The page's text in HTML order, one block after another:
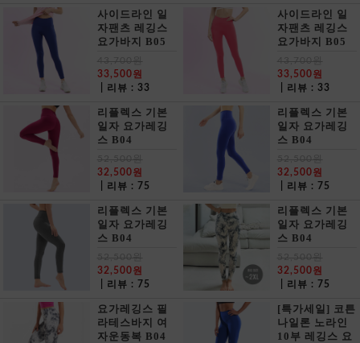
사이드라인 일
자팬츠 레깅스
요가바지 B05
33,500원
| 리뷰 : 33
사이드라인 일
자팬츠 레깅스
요가바지 B05
33,500원
| 리뷰 : 33
리플렉스 기본
일자 요가레깅
스 B04
32,500원
| 리뷰 : 75
리플렉스 기본
일자 요가레깅
스 B04
32,500원
| 리뷰 : 75
리플렉스 기본
일자 요가레깅
스 B04
32,500원
| 리뷰 : 75
리플렉스 기본
일자 요가레깅
스 B04
32,500원
| 리뷰 : 75
요가레깅스 필
라테스바지 여
자운동복 B04
[특가세일] 코튼
나일론 노라인
10부 레깅스 요